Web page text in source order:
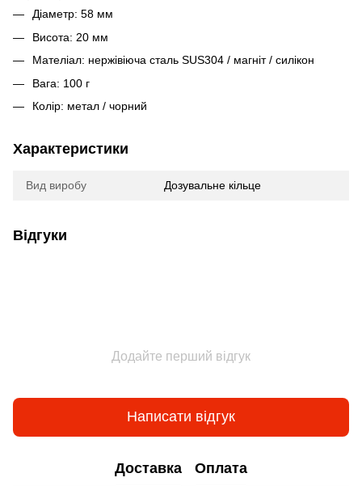
Діаметр: 58 мм
Висота: 20 мм
Мателіал: нержівіюча сталь SUS304 / магніт / силікон
Вага: 100 г
Колір: метал / чорний
Характеристики
Вид виробу Дозувальне кільце
Відгуки
Додайте перший відгук
Написати відгук
Доставка Оплата